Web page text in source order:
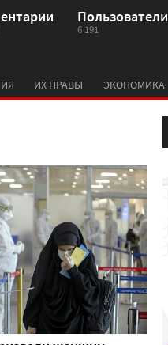
Пользователи
6 191
ИХ НРАВЫ ЭКОНОМИКА